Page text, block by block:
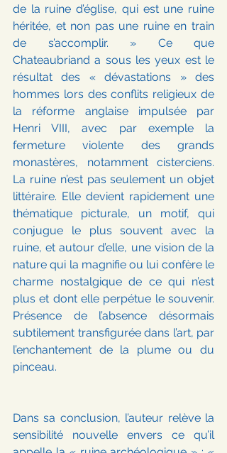
de la ruine d’église, qui est une ruine
héritée, et non pas une ruine en train
de s’accomplir. » Ce que
Chateaubriand a sous les yeux est le
résultat des « dévastations » des
hommes lors des conflits religieux de
la réforme anglaise impulsée par
Henri VIII, avec par exemple la
fermeture violente des grands
monastères, notamment cisterciens.
La ruine n’est pas seulement un objet
littéraire. Elle devient rapidement une
thématique picturale, un motif, qui
conjugue le plus souvent avec la
ruine, et autour d’elle, une vision de la
nature qui la magnifie ou lui confère le
charme nostalgique de ce qui n’est
plus et dont elle perpétue le souvenir.
Présence de l’absence désormais
subtilement transfigurée dans l’art, par
l’enchantement de la plume ou du
pinceau.
Dans sa conclusion, l’auteur relève la
sensibilité nouvelle envers ce qu’il